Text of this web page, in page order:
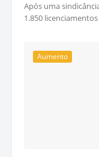
Após uma
1.850
Aumento